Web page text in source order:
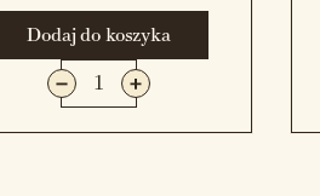
Dodaj do koszyka